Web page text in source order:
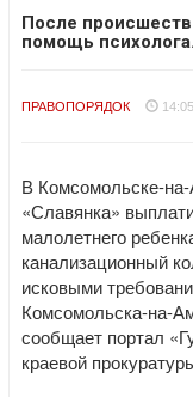
После
помощь психолога.
ПРАВОПОРЯДОК
В Комсомольске-
«Славянка»
малолетнего
канализационный
исковыми
Комсомольска-на-
сообщает портал
краевой